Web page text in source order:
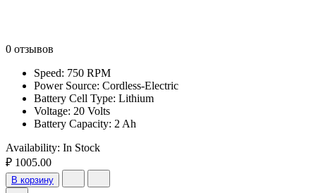
0 отзывов
Speed: 750 RPM
Power Source: Cordless-Electric
Battery Cell Type: Lithium
Voltage: 20 Volts
Battery Capacity: 2 Ah
Availability: In Stock
₽ 1005.00
В корзину